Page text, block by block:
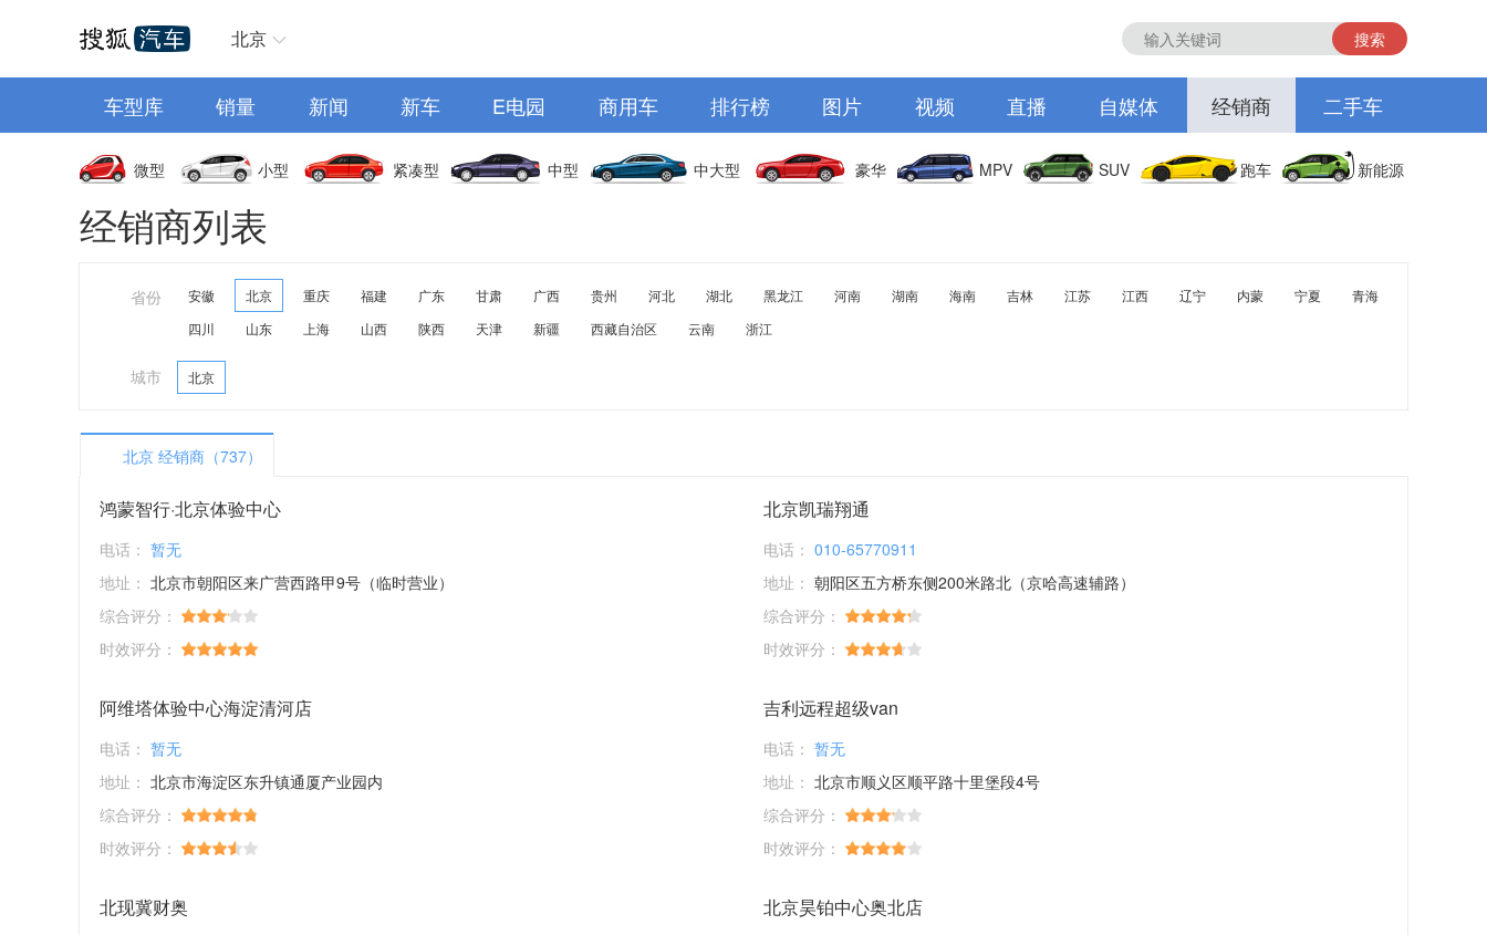
北京 搜索
车型库 销量 新闻 新车 E电园 商用车 排行榜 图片 视频 直播 自媒体 经销商 二手车
微型 小型 紧凑型 中型 中大型 豪华 MPV SUV 跑车 新能源
经销商列表
省份 安徽 北京 重庆 福建 广东 甘肃 广西 贵州 河北 湖北 黑龙江 河南 湖南 海南 吉林 江苏 江西 辽宁 内蒙 宁夏
青海
四川
山东 上海 山西 陕西 天津 新疆 西藏自治区 云南 浙江
城市 北京
北京 经销商（737）
鸿蒙智行·北京体验中心
电话： 暂无
地址： 北京市朝阳区来广营西路甲9号（临时营业）
综合评分：
时效评分：
北京凯瑞翔通
电话： 010-65770911
地址： 朝阳区五方桥东侧200米路北（京哈高速辅路）
综合评分：
时效评分：
阿维塔体验中心海淀清河店
电话： 暂无
地址： 北京市海淀区东升镇通厦产业园内
综合评分：
时效评分：
吉利远程超级van
电话： 暂无
地址： 北京市顺义区顺平路十里堡段4号
综合评分：
时效评分：
北现冀财奥 北京昊铂中心奥北店